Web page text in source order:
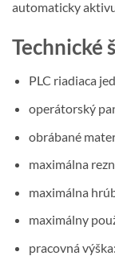
automaticky
Technické
PLC riadiaca
operátorský
obrábané
maximálna
maximálna
maximálny
pracovná